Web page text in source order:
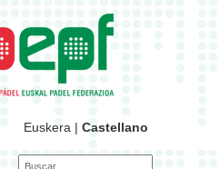
Euskera | Castellano